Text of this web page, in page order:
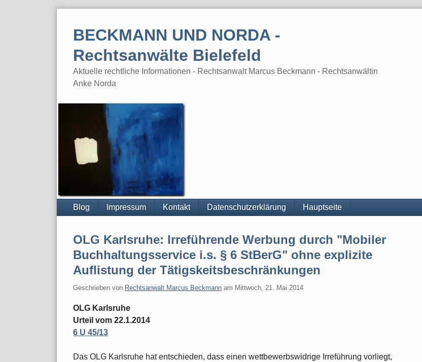
BECKMANN UND NORDA -
Rechtsanwälte Bielefeld
Aktuelle rechtliche Informationen - Rechtsanwalt Marcus Beckmann - Rechtsanwältin
Anke Norda
Blog Impressum Kontakt Datenschutzerklärung Hauptseite
OLG Karlsruhe: Irreführende Werbung durch "Mobiler
Buchhaltungsservice i.s. § 6 StBerG" ohne explizite
Auflistung der Tätigskeitsbeschränkungen
Geschrieben von Rechtsanwalt Marcus Beckmann am Mittwoch, 21. Mai 2014
OLG Karlsruhe
Urteil vom 22.1.2014
6 U 45/13
Das OLG Karlsruhe hat entschieden, dass einen wettbewerbswidrige Irreführung vorliegt,